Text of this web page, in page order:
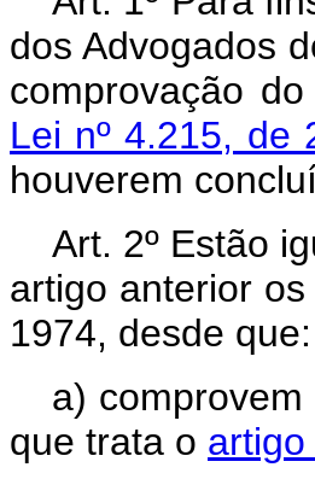
dos Advogados
comprovação
Lei nº 4.215, de
houverem
Art. 2º Estão
artigo anterior
1974, desde que:
a)
que trata o